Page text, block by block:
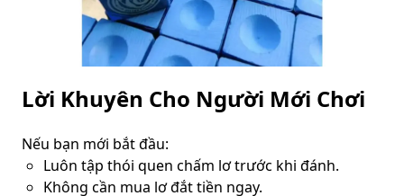
Lời Khuyên Cho Người Mới Chơi
Nếu bạn mới bắt đầu:
Luôn tập thói quen chấm lơ trước khi đánh.
Không cần mua lơ đắt tiền ngay.